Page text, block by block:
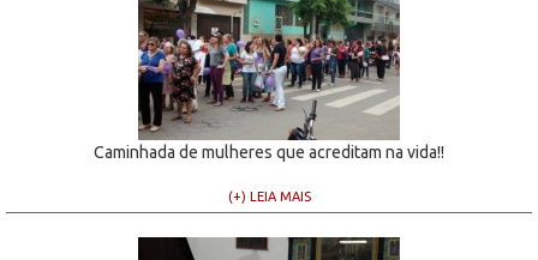
Caminhada de mulheres que acreditam na vida!!
(+) LEIA MAIS